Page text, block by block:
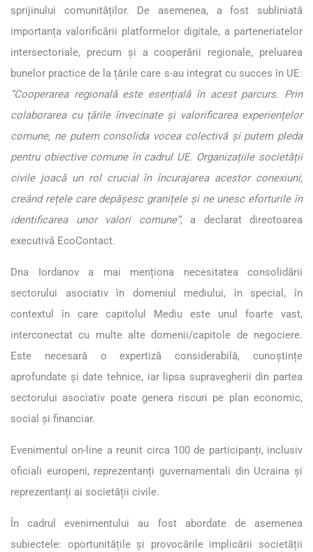
sprijinului comunităților. De asemenea, a fost subliniată
importanța valorificării platformelor digitale, a parteneriatelor
intersectoriale, precum și a cooperării regionale, preluarea
bunelor practice de la țările care s-au integrat cu succes în UE:
”Cooperarea regională este esențială în acest parcurs. Prin
colaborarea cu țările învecinate și valorificarea experiențelor
comune, ne putem consolida vocea colectivă și putem pleda
pentru obiective comune în cadrul UE. Organizațiile societății
civile joacă un rol crucial în încurajarea acestor conexiuni,
creând rețele care depășesc granițele și ne unesc eforturile în
identificarea unor valori comune”, a declarat directoarea
executivă EcoContact.
Dna Iordanov a mai menționa necesitatea consolidării
sectorului asociativ în domeniul mediului, în special, în
contextul în care capitolul Mediu este unul foarte vast,
interconectat cu multe alte domenii/capitole de negociere.
Este necesară o expertiză considerabilă, cunoștințe
aprofundate și date tehnice, iar lipsa supravegherii din partea
sectorului asociativ poate genera riscuri pe plan economic,
social și financiar.
Evenimentul on-line a reunit circa 100 de participanți, inclusiv
oficiali europeni, reprezentanți guvernamentali din Ucraina și
reprezentanți ai societății civile.
În cadrul evenimentului au fost abordate de asemenea
subiectele: oportunitățile și provocările implicării societății